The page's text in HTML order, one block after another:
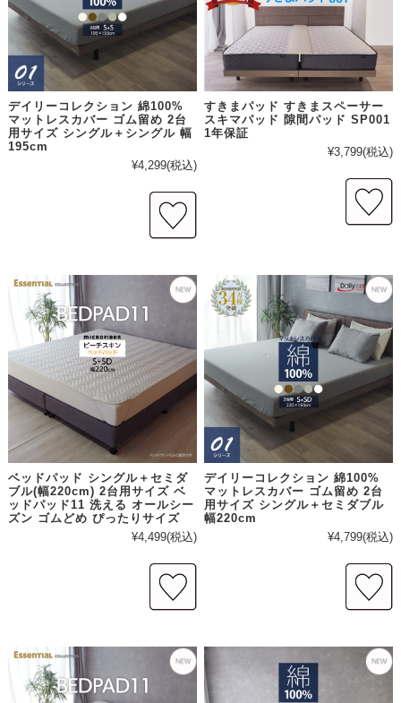
デイリーコレクション 綿100%
マットレスカバー ゴム留め 2台
用サイズ シングル＋シングル 幅
195cm
¥4,299(税込)
すきまパッド すきまスペーサー
スキマパッド 隙間パッド SP001
1年保証
¥3,799(税込)
ベッドパッド シングル＋セミダ
ブル(幅220cm) 2台用サイズ ベ
ッドパッド11 洗える オールシー
ズン ゴムどめ ぴったりサイズ
¥4,499(税込)
デイリーコレクション 綿100%
マットレスカバー ゴム留め 2台
用サイズ シングル＋セミダブル
幅220cm
¥4,799(税込)